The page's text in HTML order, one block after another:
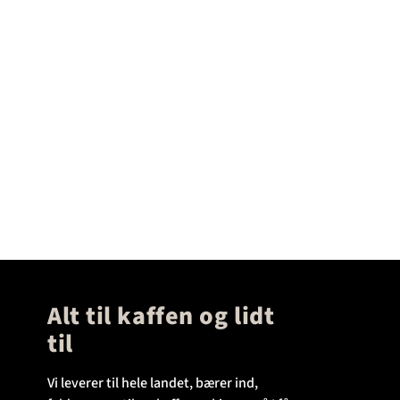
Alt til kaffen og lidt
til
Vi leverer til hele landet, bærer ind,